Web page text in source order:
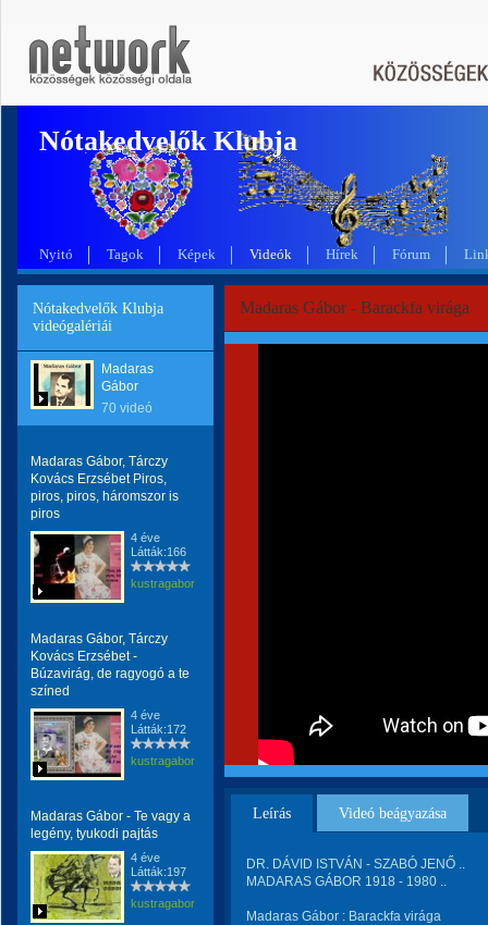
Nótakedvelők Klubja
Nyitó Tagok Képek Videók Hírek Fórum
Nótakedvelők Klubja
videógalériái
Madaras
Gábor
70 videó
Madaras Gábor, Tárczy
Kovács Erzsébet Piros,
piros, piros, háromszor is
piros
4 éve
Látták:166
kustragabor
Madaras Gábor, Tárczy
Kovács Erzsébet -
Búzavirág, de ragyogó a te
színed
4 éve
Látták:172
kustragabor
Madaras Gábor - Te vagy a
legény, tyukodi pajtás
4 éve
Látták:197
kustragabor
Madaras Gábor - Barackfa virága
Leírás Videó beágyazása
DR. DÁVID ISTVÁN - SZABÓ JENŐ ..
MADARAS GÁBOR 1918 - 1980 ..
Madaras Gábor : Barackfa virága